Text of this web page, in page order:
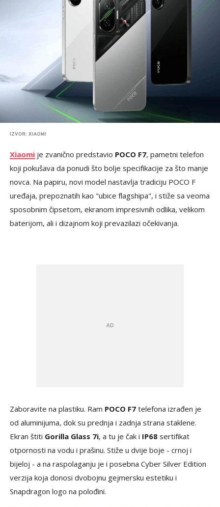
IZVOR: XIAOMI
Xiaomi je zvanično predstavio POCO F7, pametni telefon
koji pokušava da ponudi što bolje specifikacije za što manje
novca. Na papiru, novi model nastavlja tradiciju POCO F
uređaja, prepoznatih kao "ubice flagshipa", i stiže sa veoma
sposobnim čipsetom, ekranom impresivnih odlika, velikom
baterijom, ali i dizajnom koji prevazilazi očekivanja.
Zaboravite na plastiku. Ram POCO F7 telefona izrađen je
od aluminijuma, dok su prednja i zadnja strana staklene.
Ekran štiti Gorilla Glass 7i, a tu je čak i IP68 sertifikat
otpornosti na vodu i prašinu. Stiže u dvije boje - crnoj i
bijeloj - a na raspolaganju je i posebna Cyber Silver Edition
verzija koja donosi dvobojnu gejmersku estetiku i
Snapdragon logo na polođini.